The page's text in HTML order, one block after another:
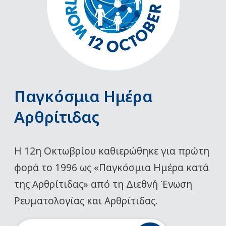
Παγκόσμια Ημέρα
Αρθρίτιδας
Η 12η Οκτωβρίου καθιερώθηκε για πρώτη
φορά το 1996 ως «Παγκόσμια Ημέρα κατά
της Αρθρίτιδας» από τη Διεθνή Ένωση
Ρευματολογίας και Αρθρίτιδας.